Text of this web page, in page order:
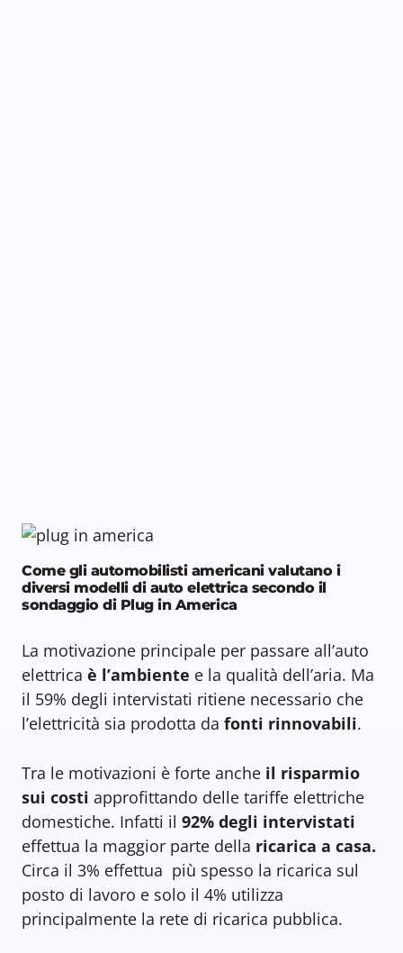
Come gli automobilisti americani valutano i
diversi modelli di auto elettrica secondo il
sondaggio di Plug in America
La motivazione principale per passare all’auto
elettrica è l’ambiente e la qualità dell’aria. Ma
il 59% degli intervistati ritiene necessario che
l’elettricità sia prodotta da fonti rinnovabili.
Tra le motivazioni è forte anche il risparmio
sui costi approfittando delle tariffe elettriche
domestiche. Infatti il 92% degli intervistati
effettua la maggior parte della ricarica a casa.
Circa il 3% effettua più spesso la ricarica sul
posto di lavoro e solo il 4% utilizza
principalmente la rete di ricarica pubblica.